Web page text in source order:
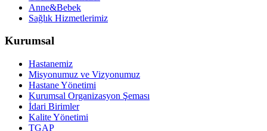
Anne&Bebek
Sağlık Hizmetlerimiz
Kurumsal
Hastanemiz
Misyonumuz ve Vizyonumuz
Hastane Yönetimi
Kurumsal Organizasyon Şeması
İdari Birimler
Kalite Yönetimi
TGAP